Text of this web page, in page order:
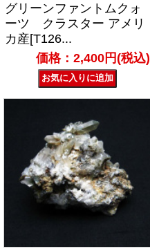
グリーンファントムクォ
ーツ クラスター アメリ
カ産[T126...
価格：2,400円(税込)